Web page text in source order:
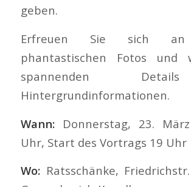
geben.
Erfreuen Sie sich an
phantastischen Fotos und
spannenden
Hintergrundinformationen.
Wann:Donnerstag, 23.
Uhr, Start des Vortrags 19 Uhr
Wo:Ratsschänke,